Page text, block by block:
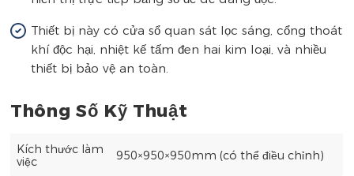
Thiết bị này có cửa sổ quan sát lọc sáng, cổng thoát
khí độc hại, nhiệt kế tấm đen hai kim loại, và nhiều
thiết bị bảo vệ an toàn.
Thông Số Kỹ Thuật
Kích thước làm
việc
950×950×950mm (có thể điều chỉnh)